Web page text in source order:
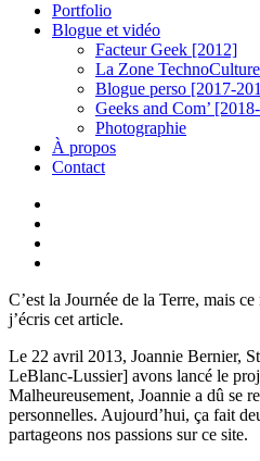
Portfolio
Blogue et vidéo
Facteur Geek [2012]
La Zone
Blogue perso [2017-
Geeks and Com’
Photographie
À propos
Contact
C’est la Journée de la Terre, mais
j’écris cet article.
Le 22 avril 2013, Joannie Bernier,
LeBlanc-Lussier] avons lancé le
Malheureusement, Joannie a dû se
personnelles. Aujourd’hui, ça fait
partageons nos passions sur ce site.